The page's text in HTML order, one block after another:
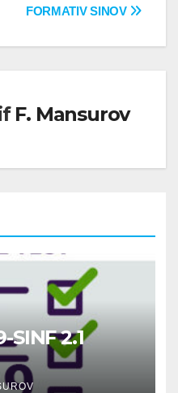
FORMATIV SINOV
F. Mansurov
SINF 2.1